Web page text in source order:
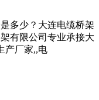
多少？大连电缆桥架
有限公司专业承接大
产厂家,,电